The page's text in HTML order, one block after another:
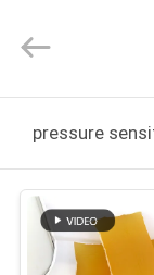
ÜRÜNLER
Adhesive
Products
Rights
pressure